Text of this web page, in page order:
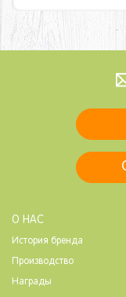
О НАС
История бренда
Производство
Награды